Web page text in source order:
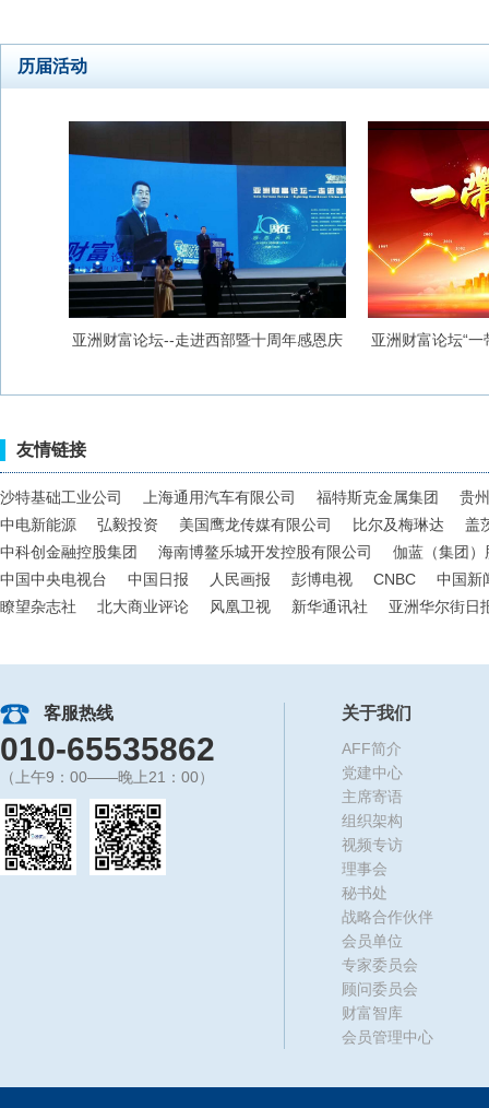
历届活动
亚洲财富论坛--走进西部暨十周年感恩庆 亚洲财富论坛“
友情链接
沙特基础工业公司 上海通用汽车有限公司 福特斯克金属集团
贵
中电新能源
弘毅投资 美国鹰龙传媒有限公司 比尔及梅琳达
盖
中科创金融控股集团
海南博鳌乐城开发控股有限公司
伽蓝（集团
中国中央电视台
中国日报 人民画报 彭博电视 CNBC
中国新
瞭望杂志社
北大商业评论 风凰卫视 新华通讯社 亚洲华尔街日
客服热线
010-65535862
（上午9：00——晚上21：00）
关于我们
AFF简介
党建中心
主席寄语
组织架构
视频专访
理事会
秘书处
战略合作伙伴
会员单位
专家委员会
顾问委员会
财富智库
会员管理中心